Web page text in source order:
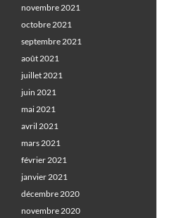
novembre 2021
octobre 2021
septembre 2021
août 2021
juillet 2021
juin 2021
mai 2021
avril 2021
mars 2021
février 2021
janvier 2021
décembre 2020
novembre 2020